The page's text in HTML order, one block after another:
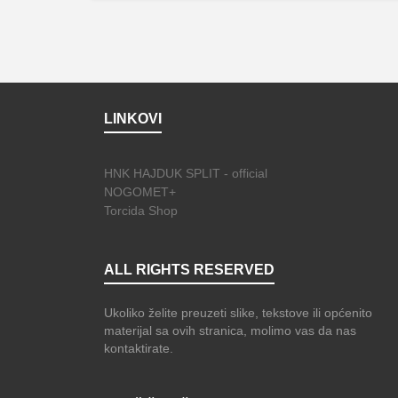
LINKOVI
HNK HAJDUK SPLIT - official
NOGOMET+
Torcida Shop
ALL RIGHTS RESERVED
Ukoliko želite preuzeti slike, tekstove ili općenito
materijal sa ovih stranica, molimo vas da nas
kontaktirate.